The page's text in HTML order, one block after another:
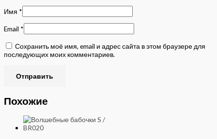
Имя *
Email *
Сохранить моё имя, email и адрес сайта в этом браузере для
последующих моих комментариев.
Похожие